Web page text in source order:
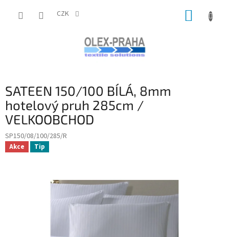
CZK
SATEEN 150/100 BÍLÁ, 8mm
hotelový pruh 285cm /
VELKOOBCHOD
SP150/08/100/285/R
Akce Tip